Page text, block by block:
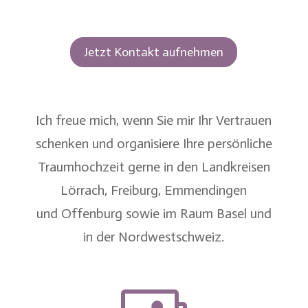
Jetzt Kontakt aufnehmen
Ich freue mich, wenn Sie mir Ihr Vertrauen
schenken und organisiere Ihre persönliche
Traumhochzeit gerne in den Landkreisen
Lörrach, Freiburg, Emmendingen
und Offenburg sowie im Raum Basel und
in der Nordwestschweiz.